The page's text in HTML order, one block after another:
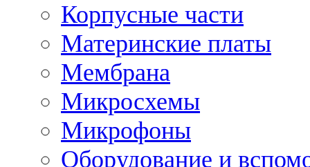
Корпусные части
Материнские платы
Мембрана
Микросхемы
Микрофоны
Оборудование и